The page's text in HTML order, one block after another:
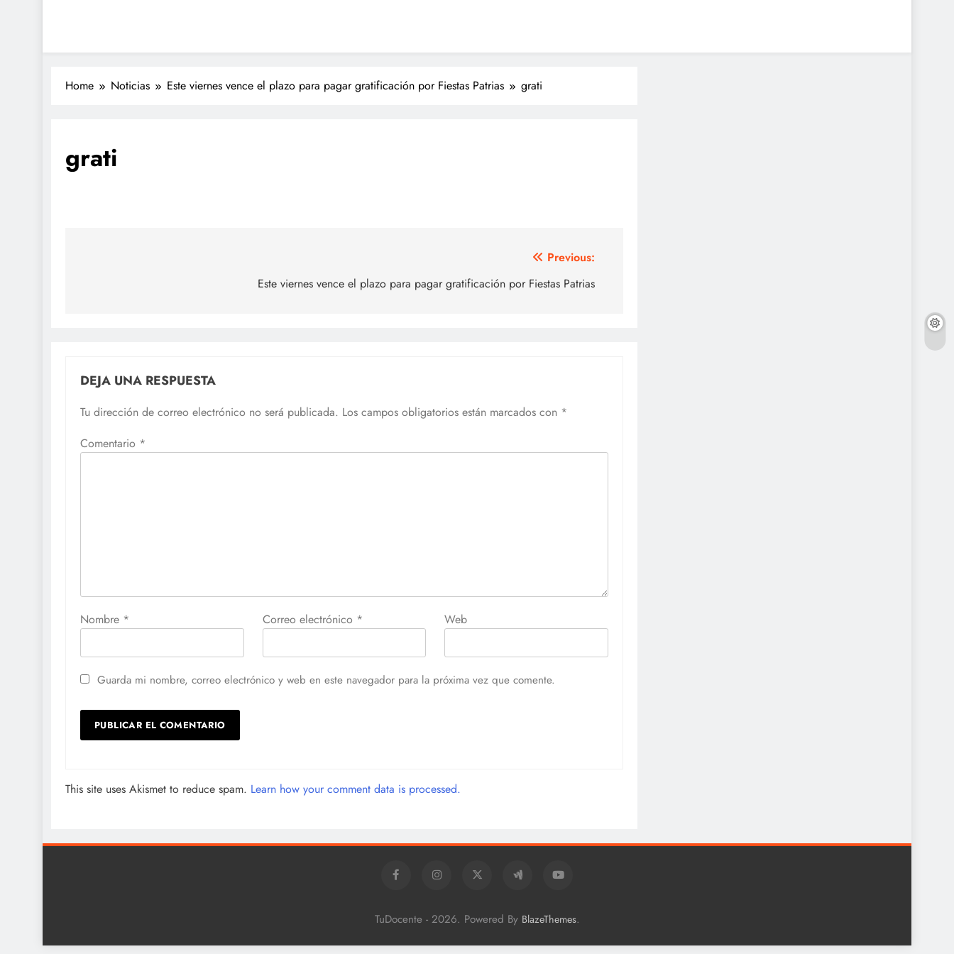
Home Noticias Este viernes vence el plazo para pagar gratificación por Fiestas Patrias grati
grati
Previous:
Este viernes vence el plazo para pagar gratificación por Fiestas Patrias
DEJA UNA RESPUESTA
Tu dirección de correo electrónico no será publicada. Los campos obligatorios están marcados con *
Comentario *
Nombre * Correo electrónico * Web
Guarda mi nombre, correo electrónico y web en este navegador para la próxima vez que comente.
This site uses Akismet to reduce spam. Learn how your comment data is processed.
TuDocente - 2026. Powered By BlazeThemes.